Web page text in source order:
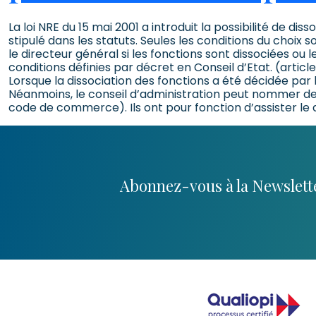
La loi NRE du 15 mai 2001 a introduit la possibilité de
stipulé dans les statuts. Seules les conditions du
le directeur général si les fonctions sont dissociées ou
conditions définies par décret en Conseil d’Etat.
Lorsque la dissociation des fonctions a été décidée
Néanmoins, le conseil d’administration peut nommer
code de commerce). Ils ont pour fonction d’assister
Abonnez-vous à la